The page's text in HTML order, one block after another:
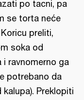
po tacni, pa
se torta neće
preliti,
soka od
i ravnomerno ga
potrebano da
Preklopiti